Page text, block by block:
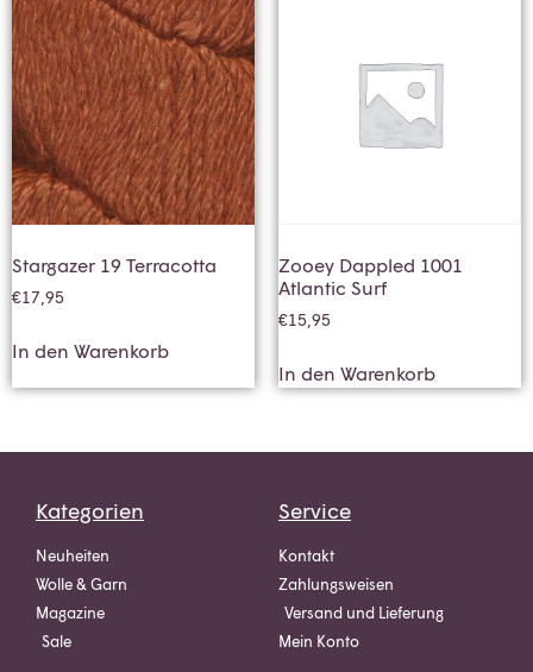
Stargazer 19 Terracotta
€17,95
In den Warenkorb
Zooey Dappled 1001
Atlantic Surf
€15,95
In den Warenkorb
Kategorien
Neuheiten
Wolle & Garn
Magazine
Sale
Service
Kontakt
Zahlungsweisen
Versand und Lieferung
Mein Konto